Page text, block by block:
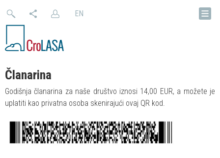
EN
Članarina
Godišnja članarina za naše društvo iznosi 14,00 EUR, a možete je
uplatiti kao privatna osoba skenirajući ovaj QR kod.